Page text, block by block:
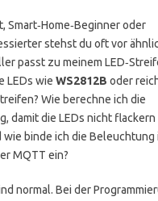
Smart‑Home‑Beginner oder
stehst du oft vor
passt zu meinem
LEDs wie WS2812B oder
Wie berechne ich die
damit die LEDs nicht
binde ich die Beleuchtung
MQTT ein?
normal. Bei der